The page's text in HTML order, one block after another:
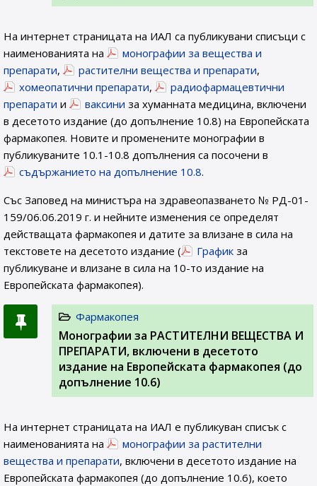
На интернет страницата на ИАЛ са публикувани списъци с
наименованията на
монографии за вещества и
препарати, растителни вещества и препарати,
хомеопатични препарати,
радиофармацевтични
препарати и ваксини за хуманната медицина, включени
в десетото издание (до допълнение 10.8) на Европейската
фармакопея. Новите и променените монографии в
публикуваните 10.1-10.8 допълнения са посочени в
съдържанието на допълнение 10.8.
Със Заповед на министъра на здравеопазването № РД-01-
159/06.06.2019 г. и нейните изменения се определят
действащата фармакопея и датите за влизане в сила на
текстовете на десетото издание (
График за
публикуване и влизане в сила на 10-то издание на
Европейската фармакопея).
Фармакопея
Монографии за РАСТИТЕЛНИ ВЕЩЕСТВА И
ПРЕПАРАТИ, включени в десетото
издание на Европейската фармакопея (до
допълнение 10.6)
На интернет страницата на ИАЛ e публикуван списък с
наименованията на
монографии за растителни
вещества и препарати, включени в десетото издание на
Европейската фармакопея (до допълнение 10.6), което